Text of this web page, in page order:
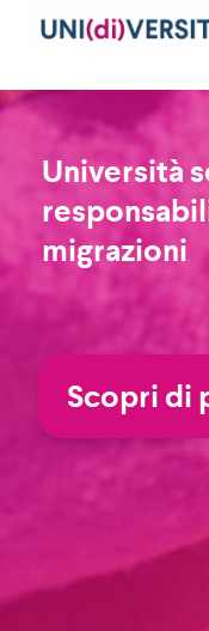
Università
migrazioni
Scopri di